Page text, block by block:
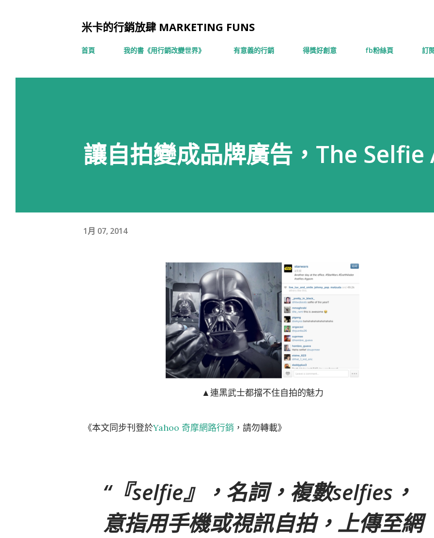
米卡的行銷放肆 MARKETING FUNS
首頁 我的書《用行銷改變世界》 有意義的行銷 得獎好創意 fb粉絲頁 訂
讓自拍變成品牌廣告，The Selfie
1月 07, 2014
▲連黑武士都擋不住自拍的魅力
《本文同步刊登於Yahoo 奇摩網路行銷 ，請勿轉載》
『selfie』，名詞，複數selfies，
意指用手機或視訊自拍，上傳至網